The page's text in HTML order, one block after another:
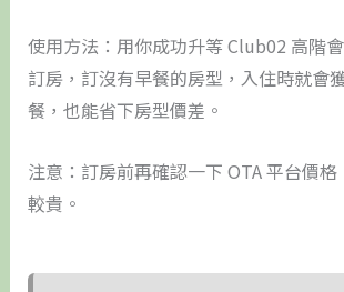
使用方法：用你成功升等 Club02 高階
訂房，訂沒有早餐的房型，入住時就會
餐，也能省下房型價差。
注意：訂房前再確認一下 OTA 平台價
較貴。